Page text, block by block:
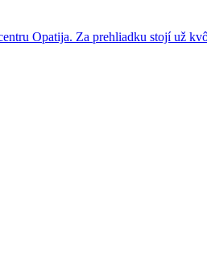
Opatija. Za prehliadku stojí už